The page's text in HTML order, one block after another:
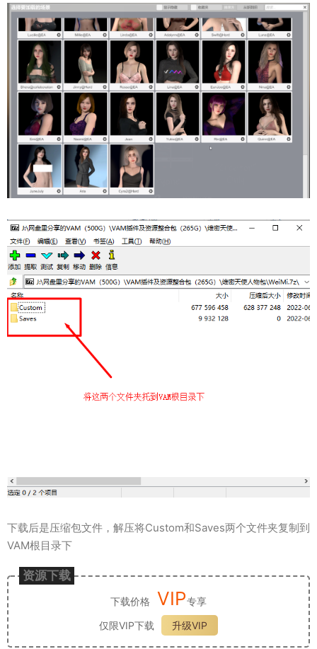
下载后是压缩包文件，解压将Custom和Saves两个文件夹复制到
VAM根目录下
资源下载
下载价格 VIP专享
仅限VIP下载
升级VIP